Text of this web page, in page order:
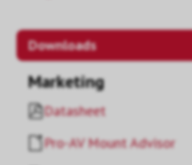
Downloads
Marketing
Datasheet
Pro-AV Mount Advisor